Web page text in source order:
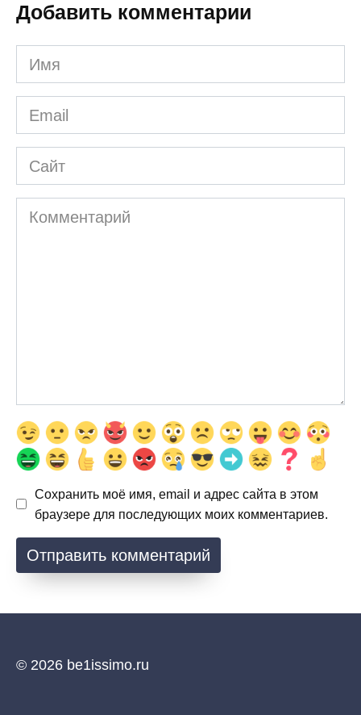
Добавить комментарии
Имя
*
Email
*
Сайт
Комментарий
Сохранить моё имя, email и адрес сайта в этом
браузере для последующих моих комментариев.
© 2026 be1issimo.ru